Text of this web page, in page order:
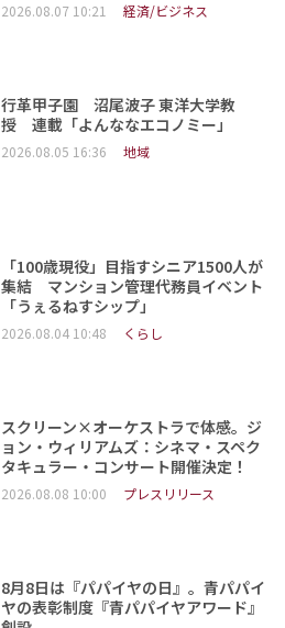
2026.08.07 10:21 経済/ビジネス
行革甲子園 沼尾波子 東洋大学教
授 連載「よんななエコノミー」
2026.08.05 16:36 地域
「100歳現役」目指すシニア1500人が
集結 マンション管理代務員イベント
「うぇるねすシップ」
2026.08.04 10:48 くらし
スクリーン×オーケストラで体感。ジ
ョン・ウィリアムズ：シネマ・スペク
タキュラー・コンサート開催決定！
2026.08.08 10:00 プレスリリース
8月8日は『パパイヤの日』。青パパイ
ヤの表彰制度『青パパイヤアワード』